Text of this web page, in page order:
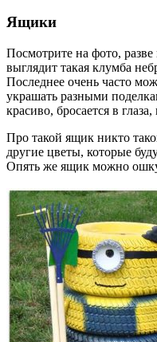
Ящики
Посмотрите на фото,
выглядит такая клумба
Последнее очень часто
украшать разными
красиво, бросается в
Про такой ящик никто
другие цветы, которые
Опять же ящик можно